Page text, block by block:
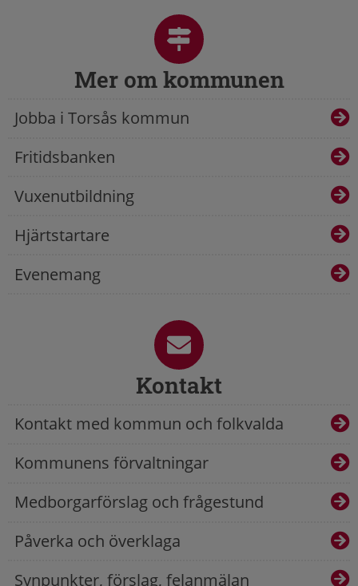
Mer om kommunen
Jobba i Torsås kommun
Fritidsbanken
Vuxenutbildning
Hjärtstartare
Evenemang
Kontakt
Kontakt med kommun och folkvalda
Kommunens förvaltningar
Medborgarförslag och frågestund
Påverka och överklaga
Synpunkter, förslag, felanmälan